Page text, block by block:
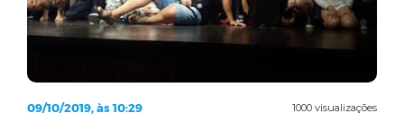
1000 visualizações
09/10/2019, às 10:29